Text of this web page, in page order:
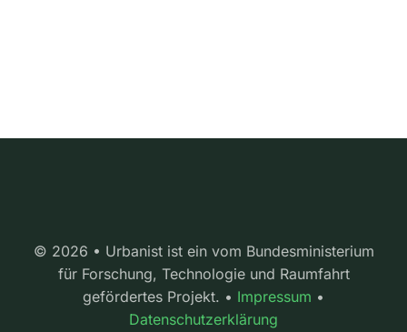
© 2026 • Urbanist ist ein vom Bundesministerium
für Forschung, Technologie und Raumfahrt
gefördertes Projekt. • Impressum •
Datenschutzerklärung